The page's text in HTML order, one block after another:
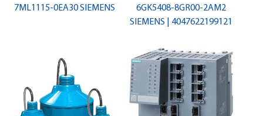
7ML1115-0EA30 SIEMENS
6GK5408-8GR00-2AM2
SIEMENS | 4047622199121